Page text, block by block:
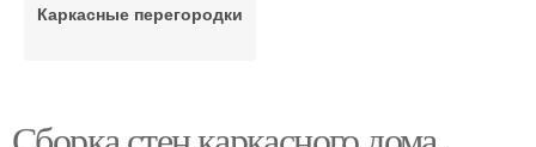
Каркасные перегородки